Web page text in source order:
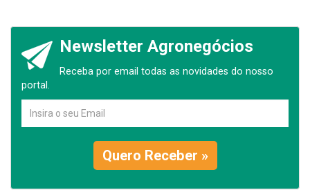
Newsletter Agronegócios
Receba por email todas as novidades do nosso
portal.
Quero Receber »